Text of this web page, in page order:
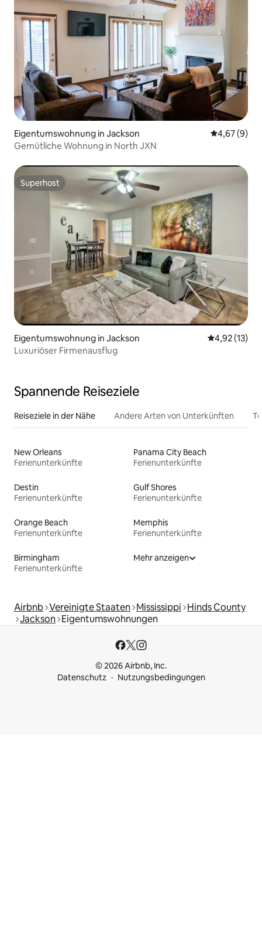
Eigentumswohnung in Jackson
4,67 (9)
Gemütliche Wohnung in North JXN
Superhost
Superhost
Eigentumswohnung in Jackson
4,92 (13)
Luxuriöser Firmenausflug
Spannende Reiseziele
Reiseziele in der Nähe Andere Arten von Unterkünften
New Orleans
Ferienunterkünfte
Panama City Beach
Ferienunterkünfte
Destin
Ferienunterkünfte
Gulf Shores
Ferienunterkünfte
Orange Beach
Ferienunterkünfte
Memphis
Ferienunterkünfte
Birmingham
Ferienunterkünfte
Mehr anzeigen
Airbnb Vereinigte Staaten Mississippi Hinds County
Jackson Eigentumswohnungen
© 2026 Airbnb, Inc.
Datenschutz
Nutzungsbedingungen